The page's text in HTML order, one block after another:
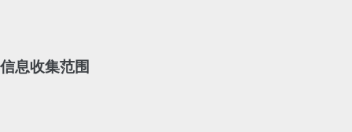
信息收集范围